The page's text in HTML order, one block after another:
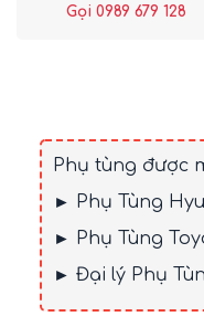
Gọi 0989 679 128
Phụ tùng được
► Phụ Tùng
► Phụ Tùng
► Đại lý Phụ